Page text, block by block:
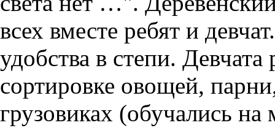
всех вместе ребят и
удобства в степи.
сортировке овощей,
грузовиках (обучались